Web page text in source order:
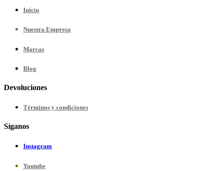
Inicio
Nuestra Empresa
Marcas
Blog
Devoluciones
Términos y condiciones
Síganos
Instagram
Youtube